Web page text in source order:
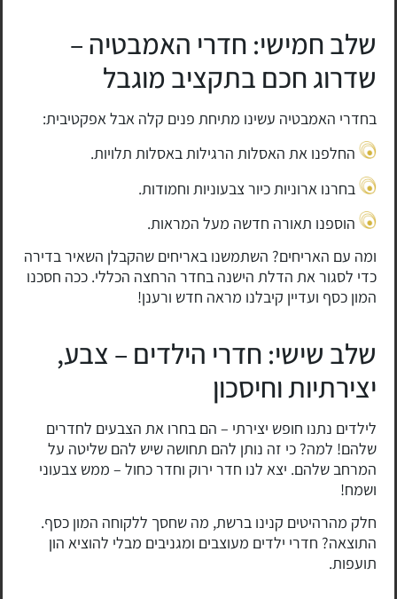
שלב חמישי: חדרי האמבטיה –
שדרוג חכם בתקציב מוגבל
בחדרי האמבטיה עשינו מתיחת פנים קלה אבל אפקטיבית:
החלפנו את האסלות הרגילות באסלות תלויות.
בחרנו ארוניות כיור צבעוניות וחמודות.
הוספנו תאורה חדשה מעל המראות.
ומה עם האריחים? השתמשנו באריחים שהקבלן השאיר בדירה
כדי לסגור את הדלת הישנה בחדר הרחצה הכללי. ככה חסכנו
המון כסף ועדיין קיבלנו מראה חדש ורענן!
שלב שישי: חדרי הילדים – צבע,
יצירתיות וחיסכון
לילדים נתנו חופש יצירתי – הם בחרו את הצבעים לחדרים
שלהם! למה? כי זה נותן להם תחושה שיש להם שליטה על
המרחב שלהם. יצא לנו חדר ירוק וחדר כחול – ממש צבעוני
ושמח!
חלק מהרהיטים קנינו ברשת, מה שחסך ללקוחה המון כסף.
התוצאה? חדרי ילדים מעוצבים ומגניבים מבלי להוציא הון
תועפות.